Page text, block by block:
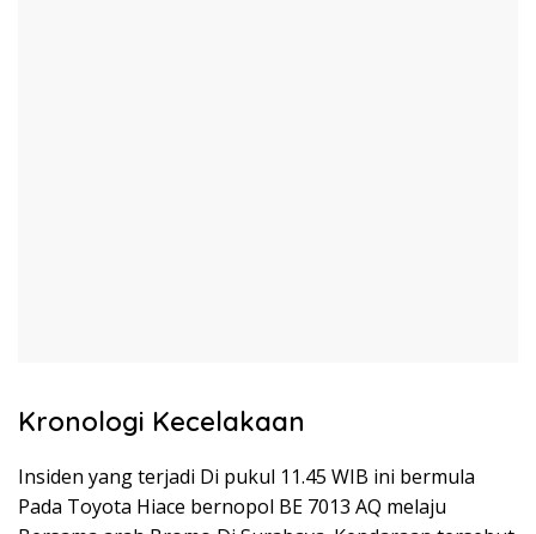
Kronologi Kecelakaan
Insiden yang terjadi Di pukul 11.45 WIB ini bermula
Pada Toyota Hiace bernopol BE 7013 AQ melaju